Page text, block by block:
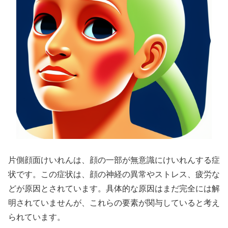
片側顔面けいれんは、顔の一部が無意識にけいれんする症
状です。この症状は、顔の神経の異常やストレス、疲労な
どが原因とされています。具体的な原因はまだ完全には解
明されていませんが、これらの要素が関与していると考え
られています。